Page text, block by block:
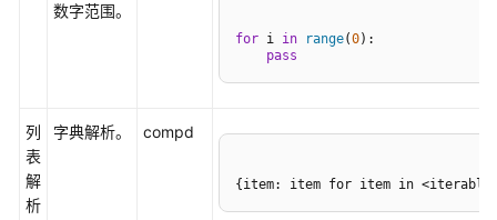
开
数字范围。
for i in range(0):
pass
列
表
解
析
字典解析。 compd
{item: item for item in